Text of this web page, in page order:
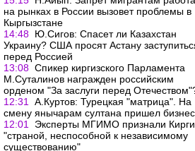
на рынках в России вызовет проблемы в
Кыргызстане
14:48 Ю.Сигов: Спасет ли Казахстан
Украину? США просят Астану
перед Россией
13:08 Cпикер киргизского Парламента
М.Суталинов награжден российским
орденом "За заслуги перед
12:31
А.Куртов: Турецкая "матрица". На
смену янычарам султана пришел
12:01
Эксперты МГИМО признали
"страной, неспособной к независимому
существованию"